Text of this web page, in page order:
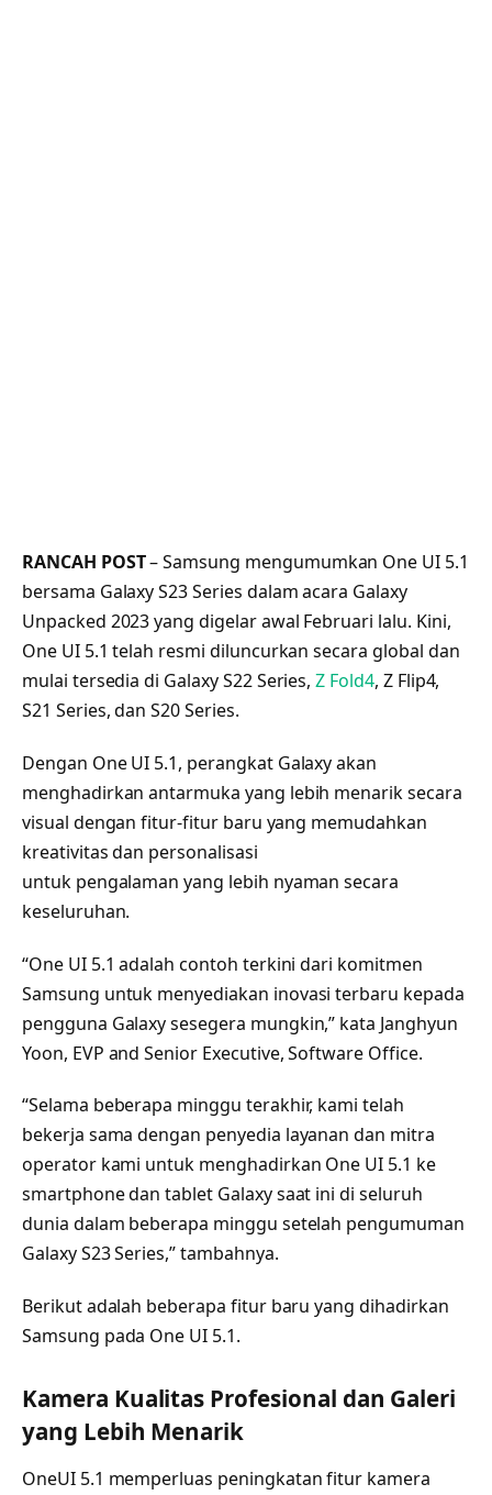
RANCAH POST– Samsung mengumumkan One UI 5.1
bersama Galaxy S23 Series dalam acara Galaxy
Unpacked 2023 yang digelar awal Februari lalu. Kini,
One UI 5.1 telah resmi diluncurkan secara global dan
mulai tersedia di Galaxy S22 Series,Z Fold4, Z Flip4,
S21 Series, dan S20 Series.
Dengan One UI 5.1, perangkat Galaxy akan
menghadirkan antarmuka yang lebih menarik secara
visual dengan fitur-fitur baru yang memudahkan
kreativitas dan personalisasi
untuk pengalaman yang lebih nyaman secara
keseluruhan.
“One UI 5.1 adalah contoh terkini dari komitmen
Samsung untuk menyediakan inovasi terbaru kepada
pengguna Galaxy sesegera mungkin,” kata Janghyun
Yoon, EVP and Senior Executive, Software Office.
“Selama beberapa minggu terakhir, kami telah
bekerja sama dengan penyedia layanan dan mitra
operator kami untuk menghadirkan One UI 5.1 ke
smartphone dan tablet Galaxy saat ini di seluruh
dunia dalam beberapa minggu setelah pengumuman
Galaxy S23 Series,” tambahnya.
Berikut adalah beberapa fitur baru yang dihadirkan
Samsung pada One UI 5.1.
Kamera Kualitas Profesional dan Galeri
yang Lebih Menarik
OneUI 5.1 memperluas peningkatan fitur kamera